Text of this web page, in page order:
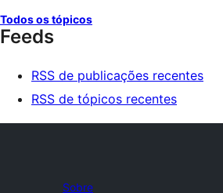
Todos os tópicos
Feeds
RSS de publicações recentes
RSS de tópicos recentes
Sobre